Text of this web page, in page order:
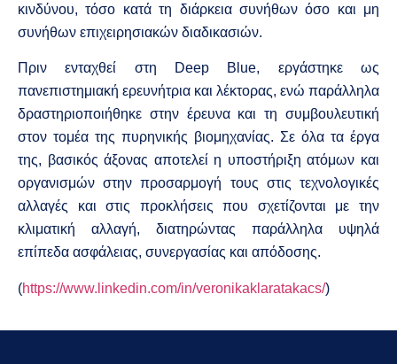
κινδύνου, τόσο κατά τη διάρκεια συνήθων όσο και μη
συνήθων επιχειρησιακών διαδικασιών.
Πριν ενταχθεί στη Deep Blue, εργάστηκε ως
πανεπιστημιακή ερευνήτρια και λέκτορας, ενώ παράλληλα
δραστηριοποιήθηκε στην έρευνα και τη συμβουλευτική
στον τομέα της πυρηνικής βιομηχανίας. Σε όλα τα έργα
της, βασικός άξονας αποτελεί η υποστήριξη ατόμων και
οργανισμών στην προσαρμογή τους στις τεχνολογικές
αλλαγές και στις προκλήσεις που σχετίζονται με την
κλιματική αλλαγή, διατηρώντας παράλληλα υψηλά
επίπεδα ασφάλειας, συνεργασίας και απόδοσης.
(https://www.linkedin.com/in/veronikaklaratakacs/)